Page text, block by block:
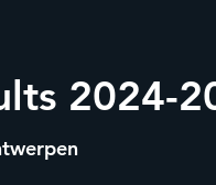
2024-